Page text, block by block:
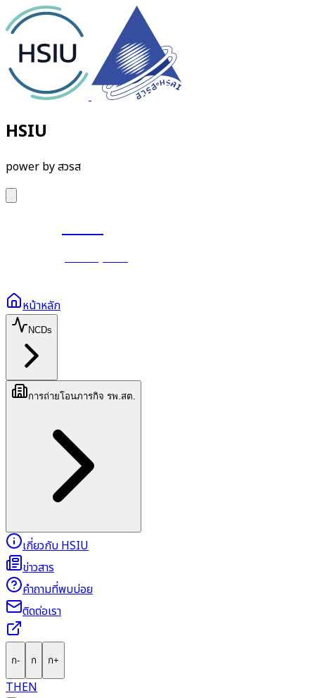
HSIU
power by สวรส
HSIU
หน้าหลัก
NCDs
การถ่ายโอนภารกิจ รพ.สต.
เกี่ยวกับ HSIU
ข่าวสาร
คำถามที่พบบ่อย
ติดต่อเรา
ก- ก ก+
THEN